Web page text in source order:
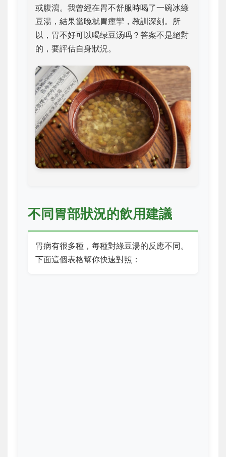
或腹瀉。我曾經在胃不舒服時喝了一碗冰綠
豆湯，結果當晚就胃痙攣，教訓深刻。所
以，胃不好可以喝绿豆汤吗？答案不是絕對
的，要評估自身狀況。
不同胃部狀況的飲用建議
胃病有很多種，每種對綠豆湯的反應不同。
下面這個表格幫你快速對照：